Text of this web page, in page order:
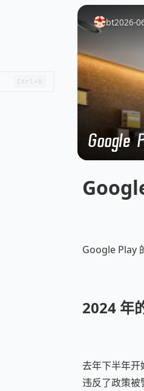
Ctrl+K
bt2026-
Google
Google Play
2024 年
去年下半年
违反了政策被